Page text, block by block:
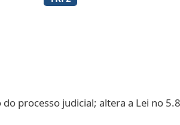
processo judicial; altera a Lei no